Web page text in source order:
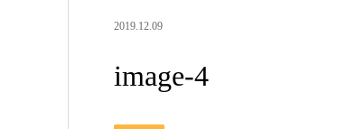
2019.12.09
image-4